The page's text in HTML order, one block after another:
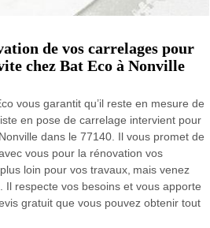
de vos carrelages pour
chez Bat Eco à Nonville
vous garantit qu’il reste en mesure de
en pose de carrelage intervient pour
dans le 77140. Il vous promet de
vous pour la rénovation vos
loin pour vos travaux, mais venez
Il respecte vos besoins et vous apporte
gratuit que vous pouvez obtenir tout